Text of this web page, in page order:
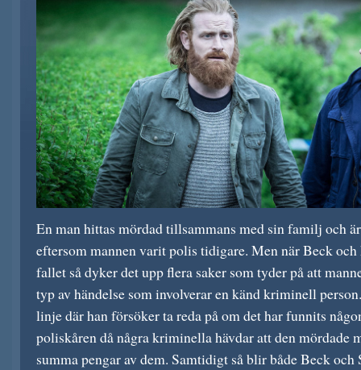
En man hittas mördad tillsammans med sin familj och
eftersom mannen varit polis tidigare. Men när Beck
fallet så dyker det upp flera saker som tyder på att
typ av händelse som involverar en känd kriminell
linje där han försöker ta reda på om det har funnits
poliskåren då några kriminella hävdar att den mördade
summa pengar av dem. Samtidigt så blir både Beck och